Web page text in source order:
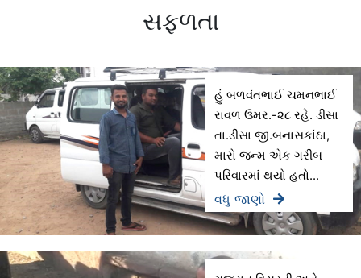
સફળતા
હું બળવંતભાઈ ચમનભાઈ
રાવળ ઉમર.-૨૮ રહે. ડીસા
તા.ડીસા જી.બનાસકાંઠા,
મારો જન્મ એક ગરીબ
પરિવારમાં થયો હતો...
વધુ જાણો